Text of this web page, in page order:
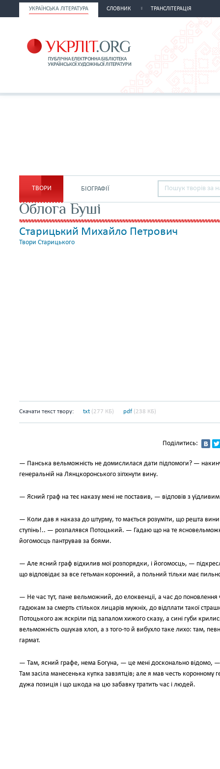
УКРАЇНСЬКА ЛІТЕРАТУРА СЛОВНИК ТРАНСЛІТЕРАЦІЯ
ТВОРИ БІОГРАФІЇ
Облога Буші
Старицький Михайло Петрович
Твори Старицького
Скачати текст твору: txt (277 КБ) pdf (238 КБ)
Поділитись:
— Панська вельможність не домислилася дати підпомоги? —
генеральній на Лянцкоронського зіпхнути вину.
— Ясний граф на теє наказу мені не поставив, — відповів з
— Коли дав я наказа до штурму, то мається розуміти, що решта
ступінь!.. — розпалявся Потоцький. — Гадаю що на те
йогомосць пантрував за боями.
— Але ясний граф відхилив мої розпорядки, і йогомосць, —
що відповідає за все гетьман коронний, а польний тільки має
— Не час тут, пане вельможний, до елоквенції, а час до поновлення
гадюкам за смерть стількох лицарів мужніх, до відплати такої
Потоцького аж яскріли під запалом хижого сказу, а сині губи
вельможність ошукав хлоп, а з того-то й вибухло таке лихо: там,
гармат.
— Там, ясний графе, нема Богуна, — це мені досконально відомо,
Там засіла манесенька купка завзятців; але я мав честь
дужа позиція і що шкода на цю забавку тратить час і людей.